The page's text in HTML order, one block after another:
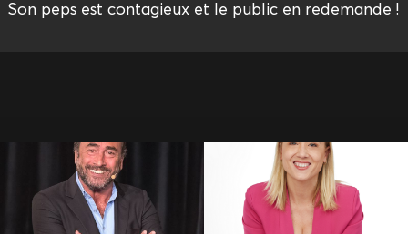
Son peps est contagieux et le public en redemande !